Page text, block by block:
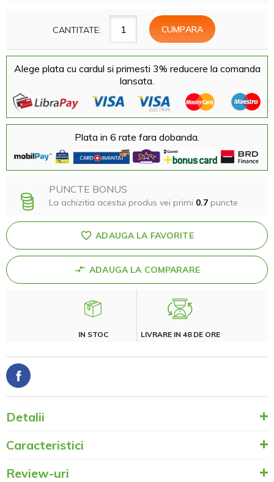
CANTITATE:
Alege plata cu cardul si primesti 3% reducere la comanda
lansata.
Plata in 6 rate fara dobanda.
PUNCTE BONUS
La achizitia acestui produs vei primi 0.7 puncte
ADAUGA LA FAVORITE
ADAUGA LA COMPARARE
IN STOC LIVRARE IN 48 DE ORE
Detalii
Caracteristici
Review-uri